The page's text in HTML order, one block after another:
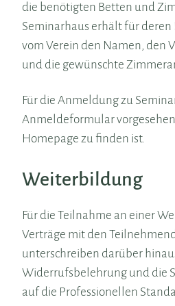
die benötigten Betten und
Seminarhaus erhält für
vom Verein den Namen, den
und die gewünschte
Für die Anmeldung zu
Anmeldeformular
Homepage zu finden ist.
Weiterbildung
Für die Teilnahme an einer
Verträge mit den
unterschreiben darüber
Widerrufsbelehrung und die
auf die Professionellen